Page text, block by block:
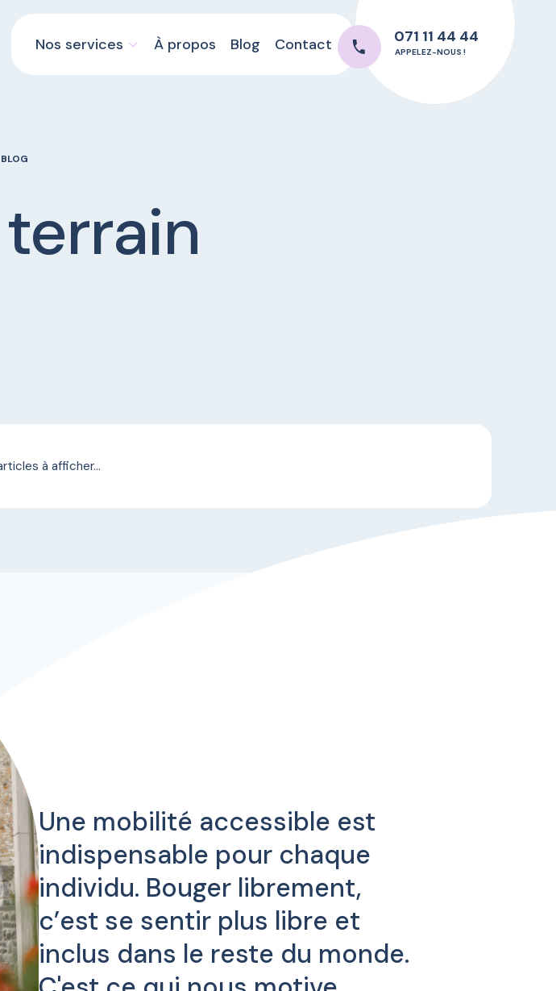
Nos services À propos Blog Contact 071 11 44 44
APPELEZ-NOUS !
BLOG
à afficher...
Une mobilité accessible est
indispensable pour chaque
individu. Bouger librement,
c’est se sentir plus libre et
inclus dans le reste du monde.